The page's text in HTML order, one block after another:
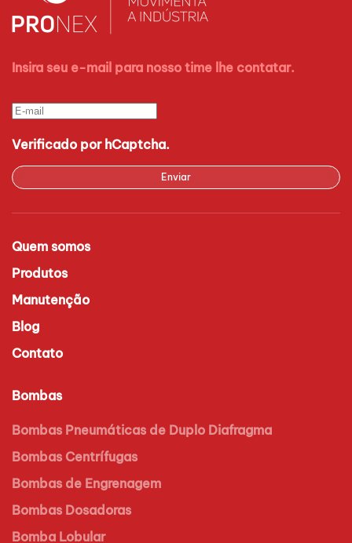
Insira seu e-mail para nosso time lhe contatar.
Verificado por hCaptcha.
Enviar
Quem somos
Produtos
Manutenção
Blog
Contato
Bombas
Bombas Pneumáticas de Duplo Diafragma
Bombas Centrífugas
Bombas de Engrenagem
Bombas Dosadoras
Bomba Lobular